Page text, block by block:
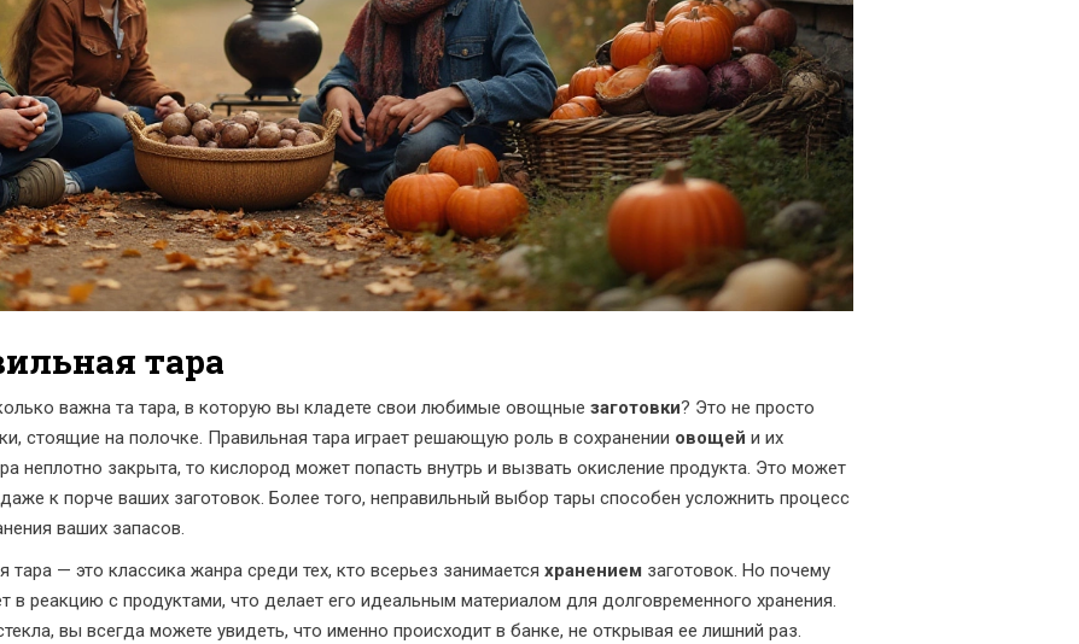
тара
важна та тара, в которую вы кладете свои любимые овощные заготовки? Это не просто
стоящие на полочке. Правильная тара играет решающую роль в сохранении овощей и их
неплотно закрыта, то кислород может попасть внутрь и вызвать окисление продукта. Это может
к порче ваших заготовок. Более того, неправильный выбор тары способен усложнить процесс
ваших запасов.
тара — это классика жанра среди тех, кто всерьез занимается хранением заготовок. Но почему
в реакцию с продуктами, что делает его идеальным материалом для долговременного хранения.
вы всегда можете увидеть, что именно происходит в банке, не открывая ее лишний раз.